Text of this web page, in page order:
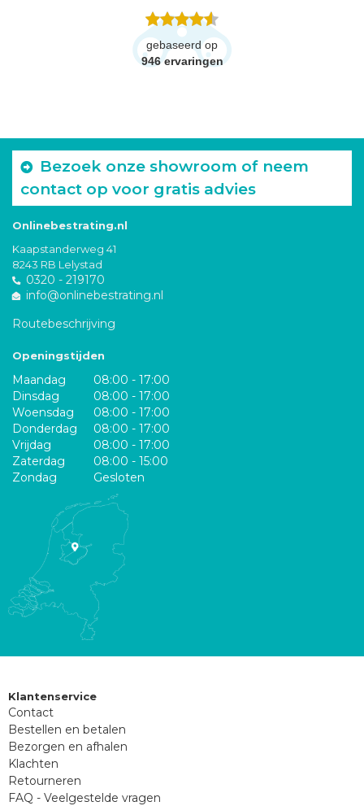
gebaseerd op
946 ervaringen
Bezoek onze showroom of neem
contact op voor gratis advies
Onlinebestrating.nl
Kaapstanderweg 41
8243 RB Lelystad
0320 - 219170
info@onlinebestrating.nl
Routebeschrijving
Openingstijden
Maandag
08:00 - 17:00
Dinsdag
08:00 - 17:00
Woensdag
08:00 - 17:00
Donderdag
08:00 - 17:00
Vrijdag
08:00 - 17:00
Zaterdag
08:00 - 15:00
Zondag
Gesloten
Klantenservice
Contact
Bestellen en betalen
Bezorgen en afhalen
Klachten
Retourneren
FAQ - Veelgestelde vragen